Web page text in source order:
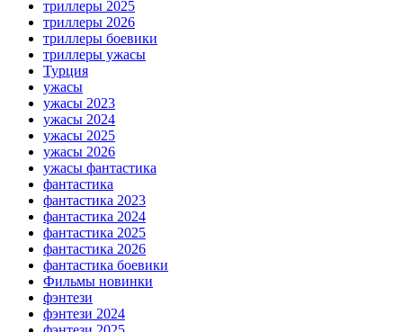
триллеры 2025
триллеры 2026
триллеры боевики
триллеры ужасы
Турция
ужасы
ужасы 2023
ужасы 2024
ужасы 2025
ужасы 2026
ужасы фантастика
фантастика
фантастика 2023
фантастика 2024
фантастика 2025
фантастика 2026
фантастика боевики
Фильмы новинки
фэнтези
фэнтези 2024